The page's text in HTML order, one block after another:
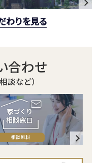
わりを見る
合わせ
談など）